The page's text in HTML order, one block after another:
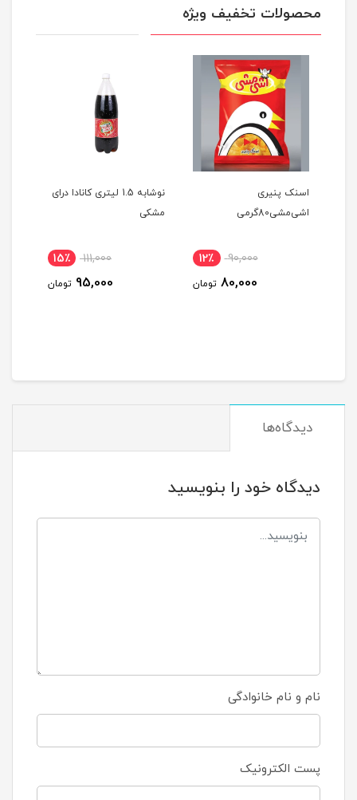
محصولات تخفیف ویژه
اسنک پنیری
اشی‌مشی80گرمی
90,000 12٪
80,000 تومان
نوشابه 1.5 لیتری کانادا درای
مشکی
111,000 15٪
95,000 تومان
دیدگاه‌ها
دیدگاه خود را بنویسید
نام و نام خانوادگی
پست الکترونیک